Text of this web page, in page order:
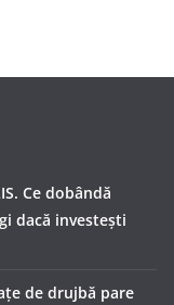
Ce dobândă
dacă investești
de drujbă pare